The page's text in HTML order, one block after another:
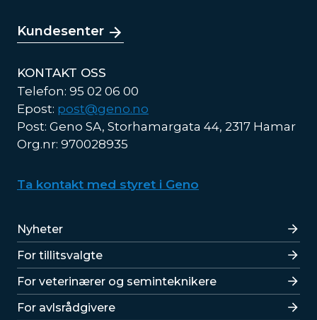
Kundesenter
KONTAKT OSS
Telefon: 95 02 06 00
Epost: post@geno.no
Post: Geno SA, Storhamargata 44, 2317 Hamar
Org.nr: 970028935
Ta kontakt med styret i Geno
Lenker
Nyheter
For tillitsvalgte
For veterinærer og seminteknikere
For avlsrådgivere